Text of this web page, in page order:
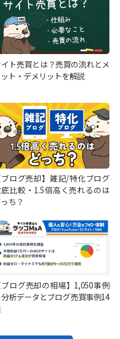
ト売買とは？売買の流れとメ
ット・デメリットを解説
ブログ売却】雑記/特化ブログ
比較・1.5倍高く売れるのは
ち？
ブログ売却の相場】1,050事例
析データとブログ売買事例14